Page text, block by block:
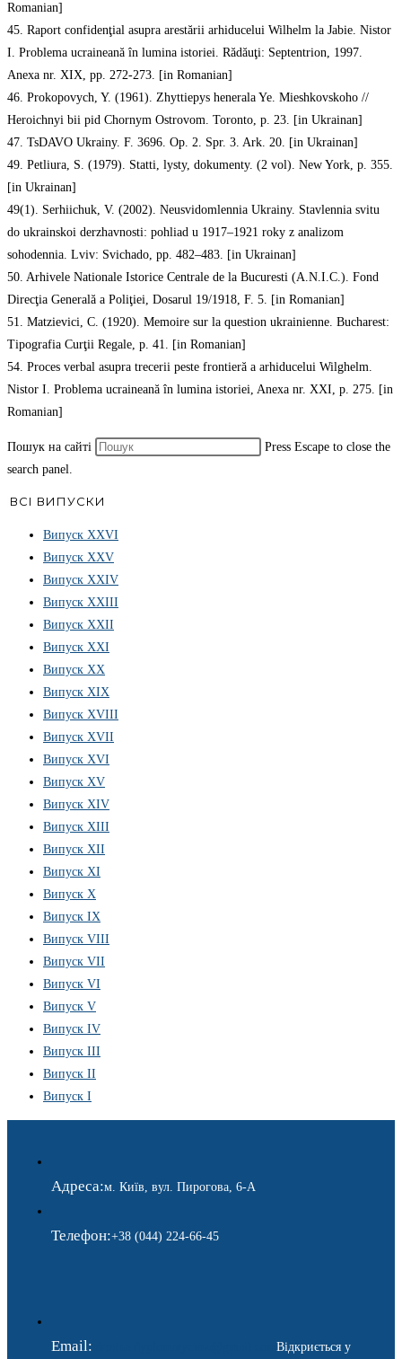
Romanian]
45. Raport confidenţial asupra arestării arhiducelui Wilhelm la Jabie. Nistor
I. Problema ucraineană în lumina istoriei. Rădăuţi: Septentrion, 1997.
Anexa nr. XIX, pp. 272-273. [in Romanian]
46. Prokopovych, Y. (1961). Zhyttiepys henerala Ye. Mieshkovskoho //
Heroichnyi bii pid Chornym Ostrovom. Toronto, p. 23. [in Ukrainan]
47. TsDAVO Ukrainy. F. 3696. Op. 2. Spr. 3. Ark. 20. [in Ukrainan]
49. Petliura, S. (1979). Statti, lysty, dokumenty. (2 vol). New York, p. 355.
[in Ukrainan]
49(1). Serhiichuk, V. (2002). Neusvidomlennia Ukrainy. Stavlennia svitu
do ukrainskoi derzhavnosti: pohliad u 1917–1921 roky z analizom
sohodennia. Lviv: Svichado, pp. 482–483. [in Ukrainan]
50. Arhivele Nationale Istorice Centrale de la Bucuresti (A.N.I.C.). Fond
Direcţia Generală a Poliţiei, Dosarul 19/1918, F. 5. [in Romanian]
51. Matzievici, С. (1920). Memoire sur la question ukrainienne. Bucharest:
Tipografia Curţii Regale, p. 41. [in Romanian]
54. Proces verbal asupra trecerii peste frontieră a arhiducelui Wilghelm.
Nistor I. Problema ucraineană în lumina istoriei, Anexa nr. XXI, p. 275. [in
Romanian]
Пошук на сайті
Press Escape to close the
search panel.
ВСІ ВИПУСКИ
Випуск ХХVІ
Випуск XXV
Випуск XXIV
Випуск XXIII
Випуск XXII
Випуск XXI
Випуск XX
Випуск XIX
Випуск XVIII
Випуск XVII
Випуск XVI
Випуск XV
Випуск XIV
Випуск XIII
Випуск XII
Випуск XI
Випуск X
Випуск IX
Випуск VIII
Випуск VII
Випуск VI
Випуск V
Випуск IV
Випуск III
Випуск II
Випуск I
Адреса:м. Київ, вул. Пирогова, 6-А
Телефон:+38 (044) 224-66-45
Email: Відкриється у